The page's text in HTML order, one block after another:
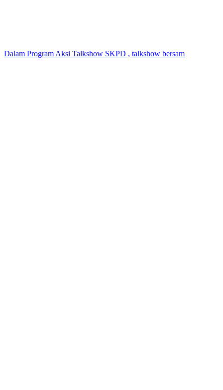
Dalam Program Aksi Talkshow SKPD , talkshow bersam